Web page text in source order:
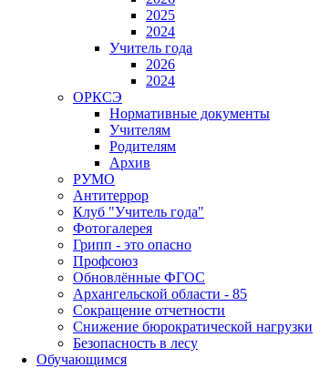
2025
2024
Учитель года
2026
2024
ОРКСЭ
Нормативные документы
Учителям
Родителям
Архив
РУМО
Антитеррор
Клуб "Учитель года"
Фотогалерея
Грипп - это опасно
Профсоюз
Обновлённые ФГОС
Архангельской области - 85
Сокращение отчетности
Снижение бюрократической нагрузки
Безопасность в лесу
Обучающимся